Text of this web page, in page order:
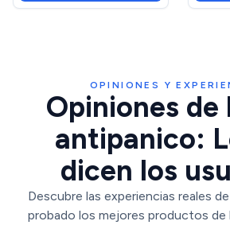
OPINIONES Y
Opiniones de
antipanico:
dicen los
Descubre las experiencias reales
probado los mejores productos de